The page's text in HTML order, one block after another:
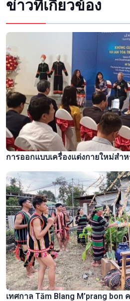
ข่าวที่เกี่ยวข้อง
การออกแบบเครื่องแต่งกายใหม่สำ
เทศกาล Tăm Blang M’prang